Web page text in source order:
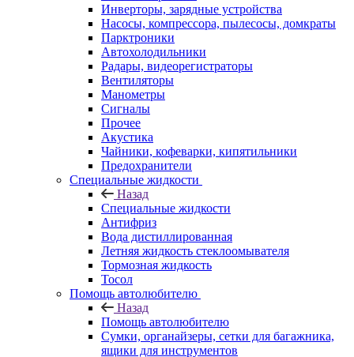
Инверторы, зарядные устройства
Насосы, компрессора, пылесосы, домкраты
Парктроники
Автохолодильники
Радары, видеорегистраторы
Вентиляторы
Манометры
Сигналы
Прочее
Акустика
Чайники, кофеварки, кипятильники
Предохранители
Специальные жидкости
Назад
Специальные жидкости
Антифриз
Вода дистиллированная
Летняя жидкость стеклоомывателя
Тормозная жидкость
Тосол
Помощь автолюбителю
Назад
Помощь автолюбителю
Сумки, органайзеры, сетки для багажника,
ящики для инструментов